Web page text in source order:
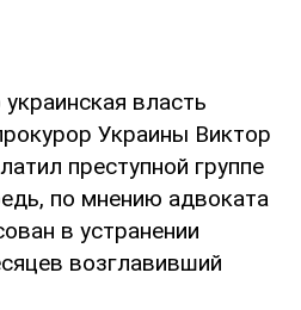
власть
Украины Виктор
преступной группе
по мнению адвоката
в устранении
возглавивший